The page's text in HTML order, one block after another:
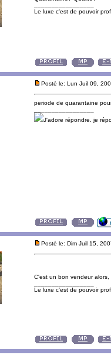
Le luxe c'est de pouvoir
Posté le: Lun Juil 09,
periode de quarantaine
J'adore répondre. je
Posté le: Dim Juil 15,
C'est un bon vendeur
Le luxe c'est de pouvoir